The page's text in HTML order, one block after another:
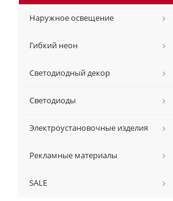
Наружное освещение
Гибкий неон
Светодиодный декор
Светодиоды
Электроустановочные изделия
Рекламные материалы
SALE